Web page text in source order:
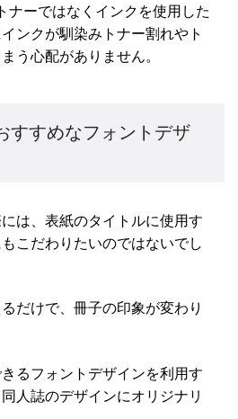
ナーではなくインクを使用した
ンクが馴染みトナー割れやト
う心配がありません。
すすめなフォントデザ
は、表紙のタイトルに使用す
こだわりたいのではないでし
だけで、冊子の印象が変わり
るフォントデザインを利用す
人誌のデザインにオリジナリ